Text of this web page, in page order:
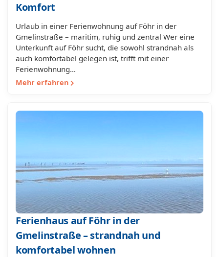
Komfort
Urlaub in einer Ferienwohnung auf Föhr in der
Gmelinstraße – maritim, ruhig und zentral Wer eine
Unterkunft auf Föhr sucht, die sowohl strandnah als
auch komfortabel gelegen ist, trifft mit einer
Ferienwohnung…
Mehr erfahren
Ferienhaus auf Föhr in der
Gmelinstraße – strandnah und
komfortabel wohnen